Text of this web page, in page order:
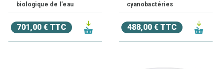
biologique de l'eau
701,00 € TTC
cyanobactéries
488,00 € TTC